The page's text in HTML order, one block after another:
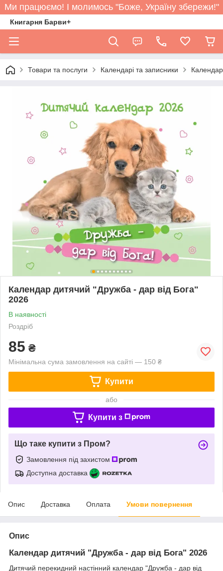
Ми працюємо! І молимось "Боже, Україну збережи!"
Книгарня Барви+
Товари та послуги Календарі та записники
Календар дитячий "Дружба - дар від Бога"
2026
В наявності
Роздріб
85 ₴
Мінімальна сума замовлення на сайті — 150 ₴
Купити
або
Купити з
Що таке купити з Пром?
Замовлення під захистом
Доступна доставка
Опис Доставка Оплата Умови повернення
Опис
Календар дитячий "Дружба - дар від Бога" 2026
Дитячий перекидний настінний календар "Дружба - дар від